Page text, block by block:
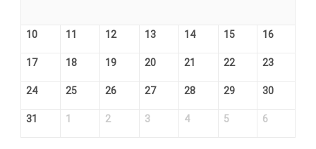
10 11 12 13 14 15 16
17 18 19 20 21 22 23
24 25 26 27 28 29 30
31 1 2 3 4 5 6